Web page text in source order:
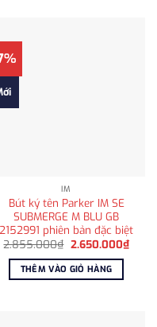
IM
Bút ký tên Parker IM SE
SUBMERGE M BLU GB
2152991 phiên bản đặc biệt
2.855.000₫ Giá
là:
2.855.000₫.
2.650.000₫Giá
hiện
THÊM VÀO GIỎ HÀNG